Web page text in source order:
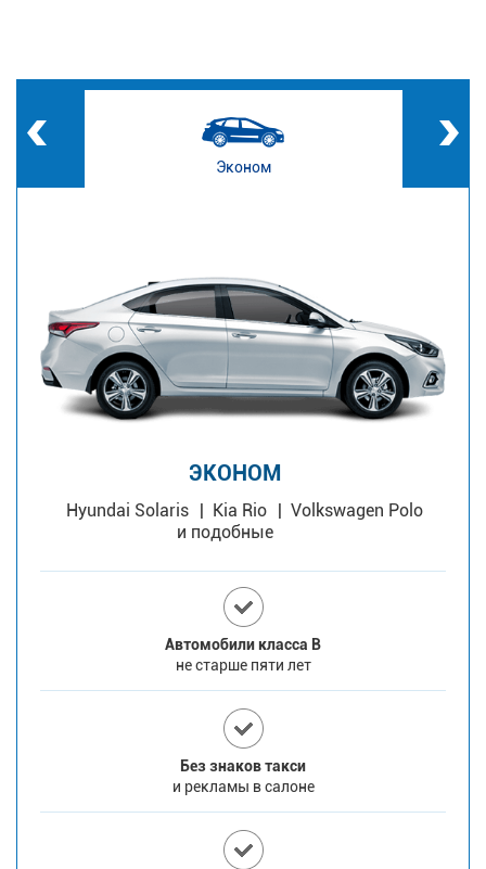
Эконом
ЭКОНОМ
Hyundai Solaris Kia Rio
Volkswagen Polo
и подобные
Автомобили класса В
не старше пяти лет
Без знаков такси
и рекламы в салоне